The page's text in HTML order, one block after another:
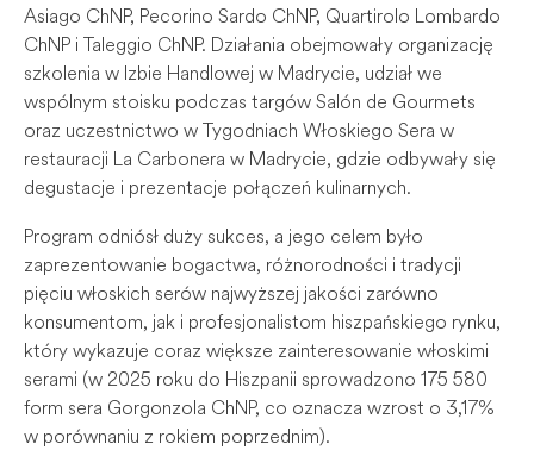
Asiago ChNP, Pecorino Sardo ChNP, Quartirolo Lombardo
ChNP i Taleggio ChNP. Działania obejmowały organizację
szkolenia w Izbie Handlowej w Madrycie, udział we
wspólnym stoisku podczas targów Salón de Gourmets
oraz uczestnictwo w Tygodniach Włoskiego Sera w
restauracji La Carbonera w Madrycie, gdzie odbywały się
degustacje i prezentacje połączeń kulinarnych.
Program odniósł duży sukces, a jego celem było
zaprezentowanie bogactwa, różnorodności i tradycji
pięciu włoskich serów najwyższej jakości zarówno
konsumentom, jak i profesjonalistom hiszpańskiego rynku,
który wykazuje coraz większe zainteresowanie włoskimi
serami (w 2025 roku do Hiszpanii sprowadzono 175 580
form sera Gorgonzola ChNP, co oznacza wzrost o 3,17%
w porównaniu z rokiem poprzednim).